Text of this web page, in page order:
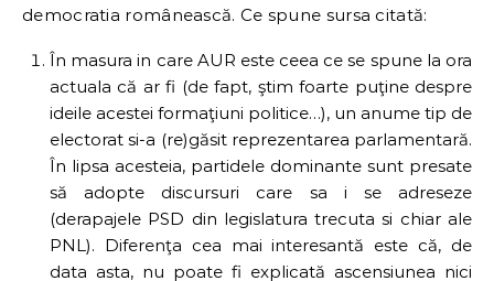
democratia românească. Ce spune sursa citată:
În masura in care AUR este ceea ce se spune la ora
actuala că ar fi (de fapt, ştim foarte puţine despre
ideile acestei formaţiuni politice…), un anume tip de
electorat si-a (re)găsit reprezentarea parlamentară.
În lipsa acesteia, partidele dominante sunt presate
să adopte discursuri care sa i se adreseze
(derapajele PSD din legislatura trecuta si chiar ale
PNL). Diferenţa cea mai interesantă este că, de
data asta, nu poate fi explicată ascensiunea nici